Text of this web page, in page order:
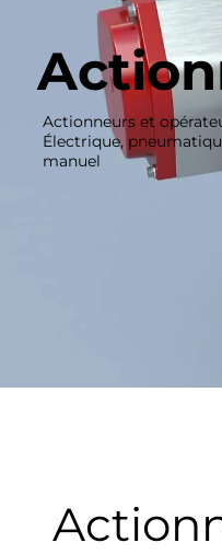
Actionneurs et
Électrique,
manuel